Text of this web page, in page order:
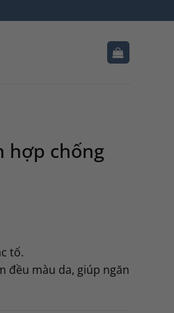
hợp chống
tố.
đều màu da, giúp ngăn